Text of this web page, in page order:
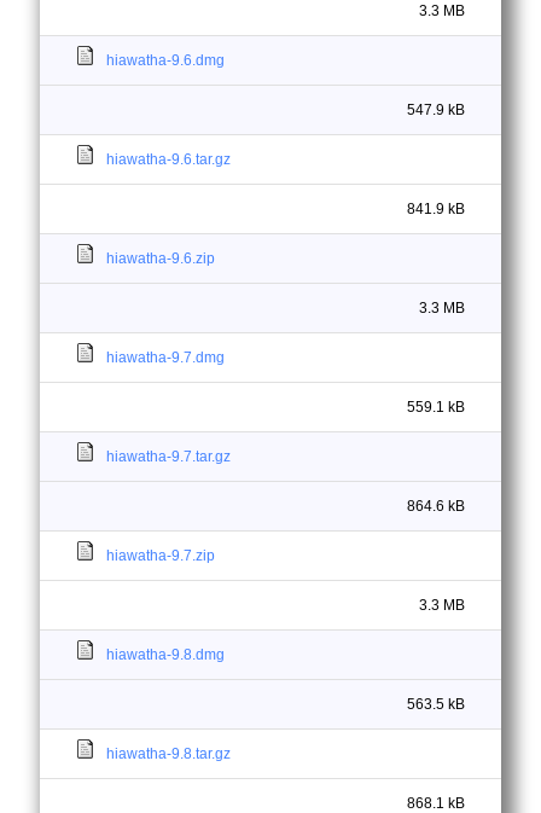
3.3 MB
hiawatha-9.6.dmg
547.9 kB
hiawatha-9.6.tar.gz
841.9 kB
hiawatha-9.6.zip
3.3 MB
hiawatha-9.7.dmg
559.1 kB
hiawatha-9.7.tar.gz
864.6 kB
hiawatha-9.7.zip
3.3 MB
hiawatha-9.8.dmg
563.5 kB
hiawatha-9.8.tar.gz
868.1 kB